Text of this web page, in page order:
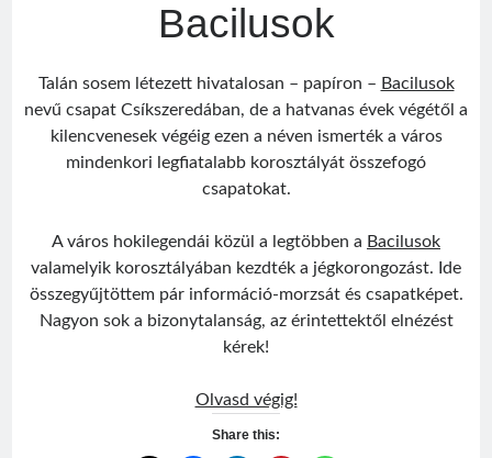
Bacilusok
Talán sosem létezett hivatalosan – papíron – Bacilusok
nevű csapat Csíkszeredában, de a hatvanas évek végétől a
kilencvenesek végéig ezen a néven ismerték a város
mindenkori legfiatalabb korosztályát összefogó
csapatokat.
A város hokilegendái közül a legtöbben a Bacilusok
valamelyik korosztályában kezdték a jégkorongozást. Ide
összegyűjtöttem pár információ-morzsát és csapatképet.
Nagyon sok a bizonytalanság, az érintettektől elnézést
kérek!
Olvasd végig!Bacilusok
Share this: